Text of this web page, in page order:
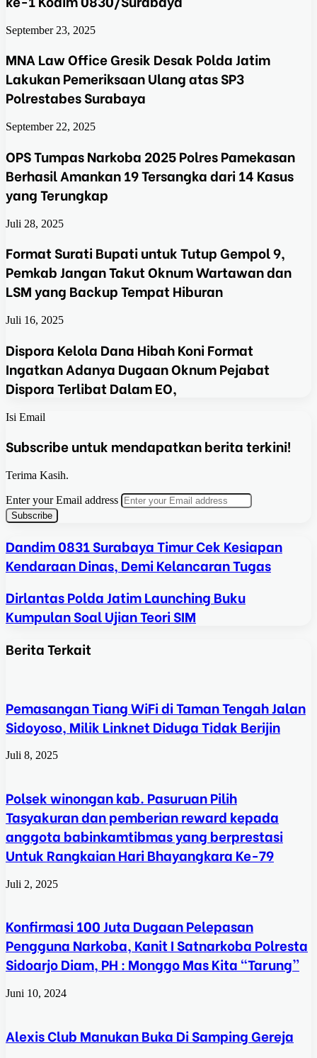
September 23, 2025
MNA Law Office Gresik Desak Polda Jatim
Lakukan Pemeriksaan Ulang atas SP3
Polrestabes Surabaya
September 22, 2025
OPS Tumpas Narkoba 2025 Polres Pamekasan
Berhasil Amankan 19 Tersangka dari 14 Kasus
yang Terungkap
Juli 28, 2025
Format Surati Bupati untuk Tutup Gempol 9,
Pemkab Jangan Takut Oknum Wartawan dan
LSM yang Backup Tempat Hiburan
Juli 16, 2025
Dispora Kelola Dana Hibah Koni Format
Ingatkan Adanya Dugaan Oknum Pejabat
Dispora Terlibat Dalam EO,
Isi Email
Subscribe untuk mendapatkan berita terkini!
Terima Kasih.
Enter your Email address
Dandim 0831 Surabaya Timur Cek Kesiapan
Kendaraan Dinas, Demi Kelancaran Tugas
Dirlantas Polda Jatim Launching Buku
Kumpulan Soal Ujian Teori SIM
Berita Terkait
Pemasangan Tiang WiFi di Taman Tengah Jalan
Sidoyoso, Milik Linknet Diduga Tidak Berijin
Juli 8, 2025
Polsek winongan kab. Pasuruan Pilih
Tasyakuran dan pemberian reward kepada
anggota babinkamtibmas yang berprestasi
Untuk Rangkaian Hari Bhayangkara Ke-79
Juli 2, 2025
Konfirmasi 100 Juta Dugaan Pelepasan
Pengguna Narkoba, Kanit I Satnarkoba Polresta
Sidoarjo Diam, PH : Monggo Mas Kita “Tarung”
Juni 10, 2024
Alexis Club Manukan Buka Di Samping Gereja